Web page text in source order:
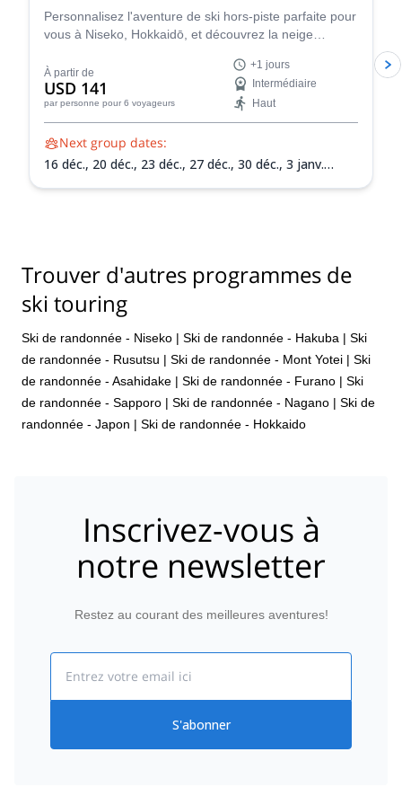
Personnalisez l'aventure de ski hors-piste parfaite pour
vous à Niseko, Hokkaidō, et découvrez la neige
Nicolas.
À partir de
USD 141
par personne pour 6 voyageurs
+1 jours
Intermédiaire
Haut
Next group dates:
16 déc., 20 déc., 23 déc., 27 déc., 30 déc., 3 janv.
10 mars 2027,14 mars 2027,17 mars 2027,21 mars
2027,
24 mars 2027, 28 mars 2027,31 mars 2027
Trouver d'autres programmes de
ski touring
Ski de randonnée - Niseko | Ski de randonnée - Hakuba | Ski
de randonnée - Rusutsu | Ski de randonnée - Mont Yotei | Ski
de randonnée - Asahidake | Ski de randonnée - Furano | Ski
de randonnée - Sapporo | Ski de randonnée - Nagano | Ski de
randonnée - Japon | Ski de randonnée - Hokkaido
Inscrivez-vous à
notre newsletter
Restez au courant des meilleures aventures!
S'abonner